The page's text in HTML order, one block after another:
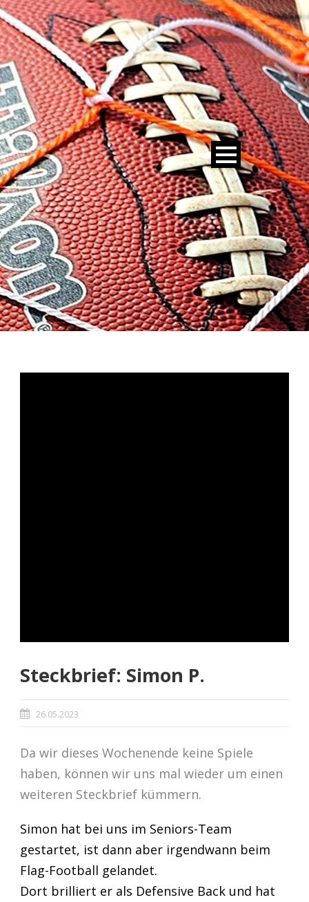
Steckbrief: Simon P.
26.05.2023
Da wir dieses Wochenende keine Spiele
haben, können wir uns mal wieder um einen
weiteren Steckbrief kümmern.
Simon hat bei uns im Seniors-Team
gestartet, ist dann aber irgendwann beim
Flag-Football gelandet.
Dort brilliert er als Defensive Back und hat